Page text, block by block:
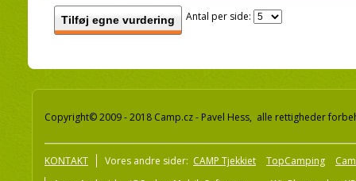
Tilføj egne vurdering Antal per side:
Copyright© 2009 - 2018 Camp.cz - Pavel Hess, alle rettigheder
KONTAKT Vores andre sider: CAMP Tjekkiet TopCamping